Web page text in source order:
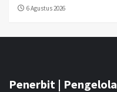
6 Agustus 2026
Penerbit | Pengelola